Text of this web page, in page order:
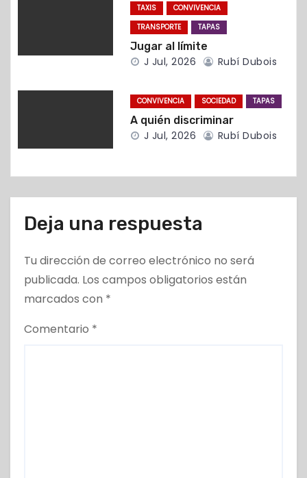
r
TAXIS
CONVIVENCIA
TRANSPORTE
TAPAS
Jugar al límite
J Jul, 2026 Rubí Dubois
CONVIVENCIA SOCIEDAD TAPAS
A quién discriminar
J Jul, 2026 Rubí Dubois
Deja una respuesta
Tu dirección de correo electrónico no será
publicada. Los campos obligatorios están
marcados con *
Comentario *